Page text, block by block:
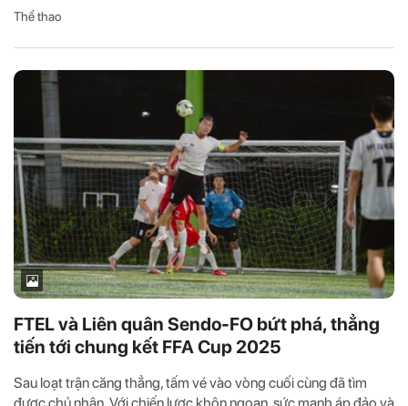
Thể thao
FTEL và Liên quân Sendo-FO bứt phá, thẳng
tiến tới chung kết FFA Cup 2025
Sau loạt trận căng thẳng, tấm vé vào vòng cuối cùng đã tìm